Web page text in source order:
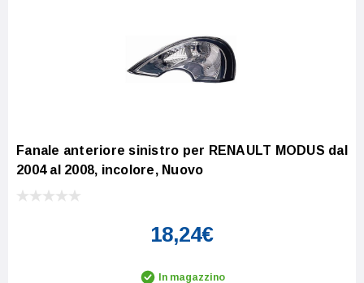
Fanale anteriore sinistro per RENAULT MODUS dal
2004 al 2008, incolore, Nuovo
18,24€
In magazzino